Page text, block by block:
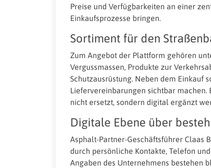
Preise und Verfügbarkeiten an einer
Einkaufsprozesse bringen.
Sortiment für den
Zum Angebot der Plattform gehören
Vergussmassen, Produkte zur
Schutzausrüstung. Neben dem Einkauf
Liefervereinbarungen sichtbar
nicht ersetzt, sondern digital ergänzt
Digitale Ebene über
Asphalt-Partner-Geschäftsführer Claas
durch persönliche Kontakte, Telefon
Angaben des Unternehmens bestehen